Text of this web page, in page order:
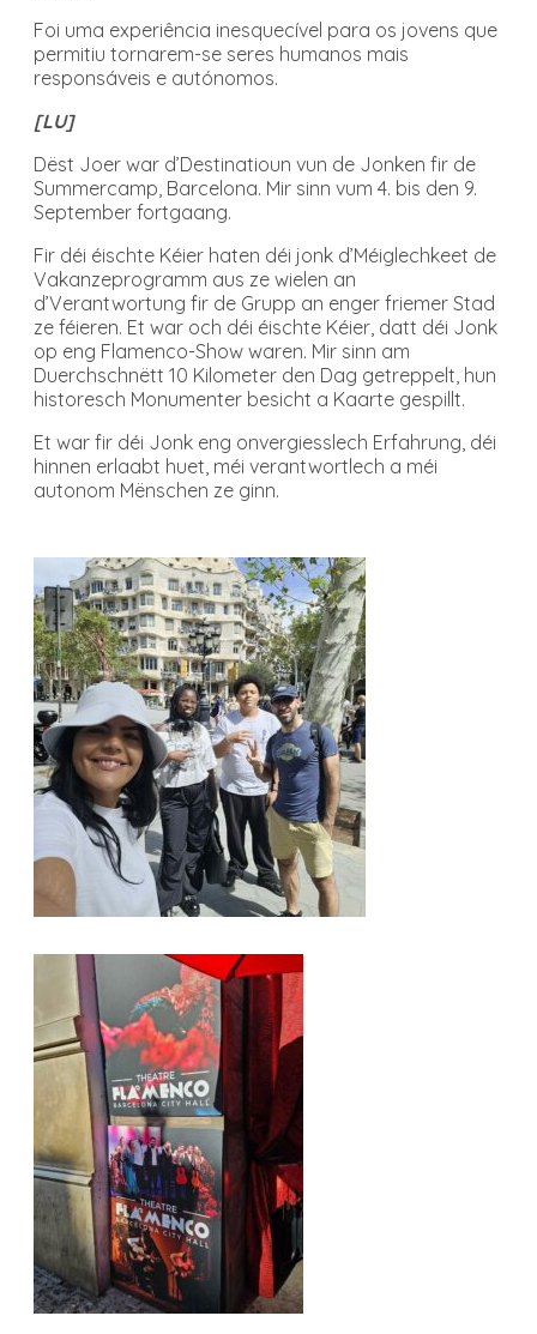
Foi uma experiência inesquecível para os jovens que
permitiu tornarem-se seres humanos mais
responsáveis e autónomos.
[LU]
Dëst Joer war d’Destinatioun vun de Jonken fir de
Summercamp, Barcelona. Mir sinn vum 4. bis den 9.
September fortgaang.
Fir déi éischte Kéier haten déi jonk d’Méiglechkeet de
Vakanzeprogramm aus ze wielen an
d’Verantwortung fir de Grupp an enger friemer Stad
ze féieren. Et war och déi éischte Kéier, datt déi Jonk
op eng Flamenco-Show waren. Mir sinn am
Duerchschnëtt 10 Kilometer den Dag getreppelt, hun
historesch Monumenter besicht a Kaarte gespillt.
Et war fir déi Jonk eng onvergiesslech Erfahrung, déi
hinnen erlaabt huet, méi verantwortlech a méi
autonom Mënschen ze ginn.